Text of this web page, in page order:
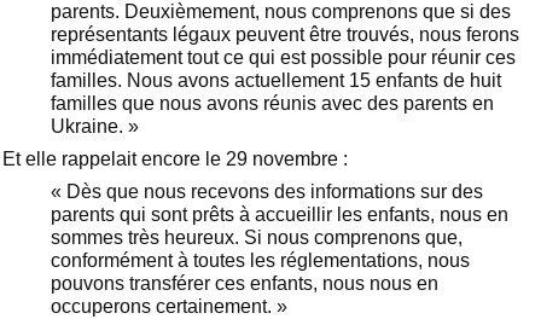
parents. Deuxièmement, nous comprenons que si des
représentants légaux peuvent être trouvés, nous ferons
immédiatement tout ce qui est possible pour réunir ces
familles. Nous avons actuellement 15 enfants de huit
familles que nous avons réunis avec des parents en
Ukraine. »
Et elle rappelait encore le 29 novembre :
« Dès que nous recevons des informations sur des
parents qui sont prêts à accueillir les enfants, nous en
sommes très heureux. Si nous comprenons que,
conformément à toutes les réglementations, nous
pouvons transférer ces enfants, nous nous en
occuperons certainement. »